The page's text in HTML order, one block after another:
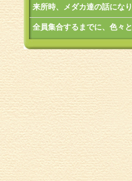
来所時、メダカ達の話になり
全員集合するまでに、色々と